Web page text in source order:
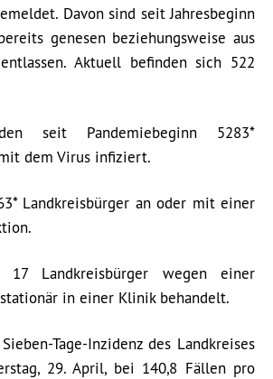
Davon sind seit Jahresbeginn
genesen beziehungsweise aus
Aktuell befinden sich 522
seit Pandemiebeginn 5283*
dem Virus infiziert.
Landkreisbürger an oder mit einer
17 Landkreisbürger wegen einer
in einer Klinik behandelt.
Tage-Inzidenz des Landkreises
29. April, bei 140,8 Fällen pro